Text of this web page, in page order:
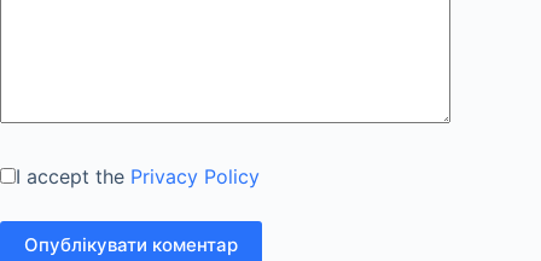
I accept the Privacy Policy
Опублікувати коментар